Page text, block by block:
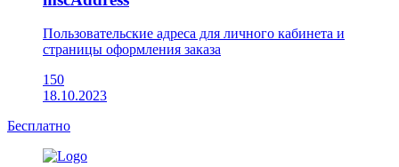
Пользовательские адреса для личного кабинета и
страницы оформления заказа
150
18.10.2023
Бесплатно